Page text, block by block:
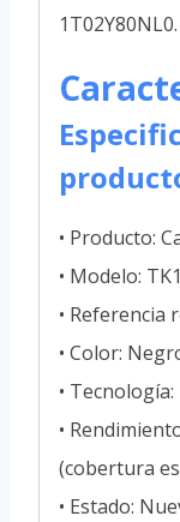
1T02Y80NL0.
• Producto:
• Modelo:
• Referencia
• Color:
•
•
(cobertura
• Estado: